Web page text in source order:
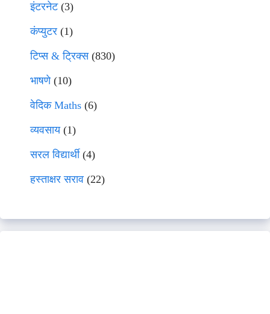
इंटरनेट(3)
कंप्युटर (1)
टिप्स & ट्रिक्स(830)
भाषणे(10)
वेदिक Maths (6)
व्यवसाय(1)
सरल विद्यार्थी(4)
हस्ताक्षर सराव (22)